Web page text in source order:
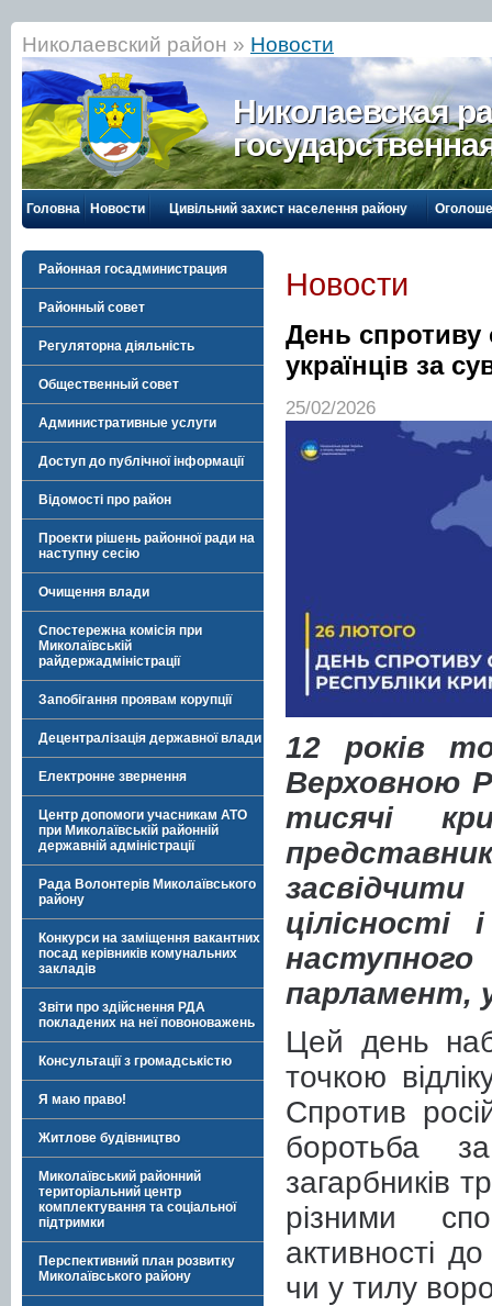
Николаевский район » Новости
Николаевская
Головна Новости Цивільний захист населення району
Районная госадминистрация
Районный совет
Регуляторна діяльність
Общественный совет
Административные услуги
Доступ до публічної інформації
Відомості про район
Проекти рішень районної ради на
наступну сесію
Очищення влади
Спостережна комісія при
Миколаївській
райдержадміністрації
Запобігання проявам корупції
Децентралізація державної влади
Електронне звернення
Центр допомоги учасникам АТО
при Миколаївській районній
державній адміністрації
Рада Волонтерів Миколаївського
району
Конкурси на заміщення вакантних
посад керівників комунальних
закладів
Звіти про здійснення РДА
покладених на неї повоноважень
Консультації з громадськістю
Я маю право!
Житлове будівництво
Миколаївський районний
територіальний центр
комплектування та соціальної
підтримки
Перспективний план розвитку
Миколаївського району
Новости
День спротиву
українців за
25/02/2026
12 років
Верховною
тисячі
парламент,
Цей день
точкою
Спротив
боротьба
загарбників
різними
активності
чи у тилу